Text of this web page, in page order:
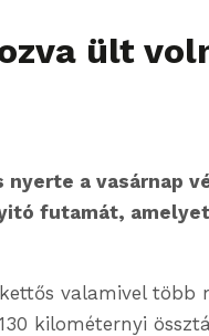
ült
nyerte a vasárnap
futamát,
valamivel több
kilométernyi